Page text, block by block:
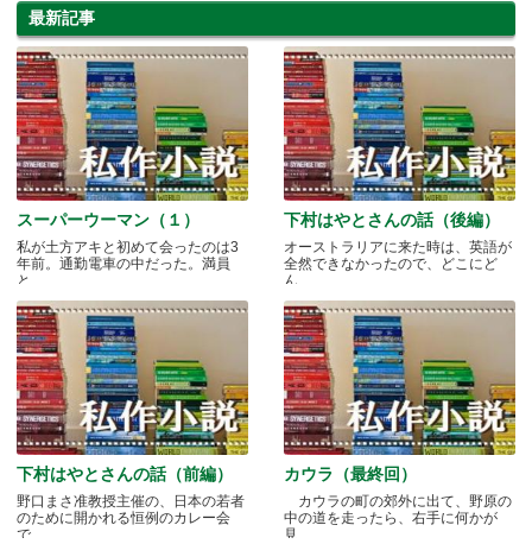
最新記事
スーパーウーマン（１）
私が土方アキと初めて会ったのは3
年前。通勤電車の中だった。満員
と.....
下村はやとさんの話（後編）
オーストラリアに来た時は、英語が
全然できなかったので、どこにど
ん.....
下村はやとさんの話（前編）
野口まさ准教授主催の、日本の若者
のために開かれる恒例のカレー会
で.....
カウラ（最終回）
カウラの町の郊外に出て、野原の
中の道を走ったら、右手に何かが
見.....